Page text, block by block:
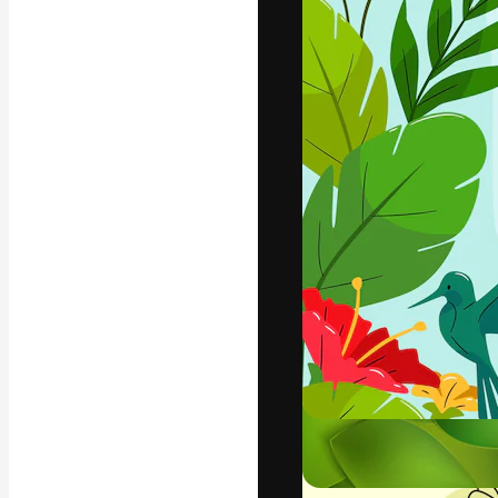
La
migliori lavori.
creativi,
Italiano